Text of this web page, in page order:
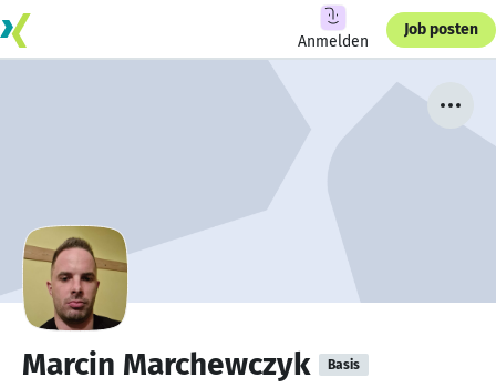
Anmelden
Job posten
Marcin Marchewczyk Basis